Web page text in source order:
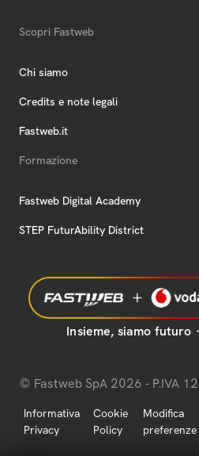
Scopri Fastweb
Chi siamo
Credits e note legali
Fastweb.it
Formazione
Fastweb Digital Academy
STEP FuturAbility District
Insieme, siamo futuro
© Fastweb SpA 2026 - P.IVA
Informativa
Privacy
Cookie
Policy
Modifica